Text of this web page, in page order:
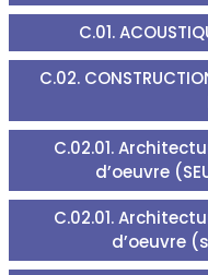
C.01.
C.02.
C.02.01.
d’oeuvre
C.02.01.
d’oeuvre